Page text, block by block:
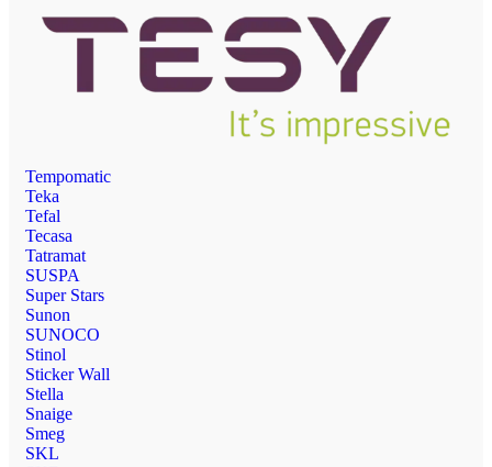
Tempomatic
Teka
Tefal
Tecasa
Tatramat
SUSPA
Super Stars
Sunon
SUNOCO
Stinol
Sticker Wall
Stella
Snaige
Smeg
SKL